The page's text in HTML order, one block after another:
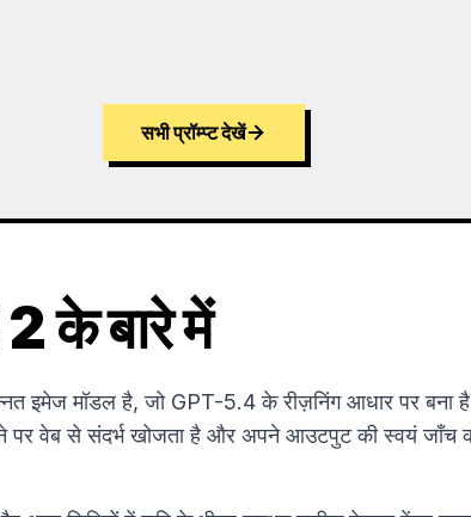
सभी प्रॉम्प्ट देखें
के बारे में
इमेज मॉडल है, जो GPT-5.4 के रीज़निंग आधार पर
पर वेब से संदर्भ खोजता है और अपने आउटपुट की स्वयं जाँच